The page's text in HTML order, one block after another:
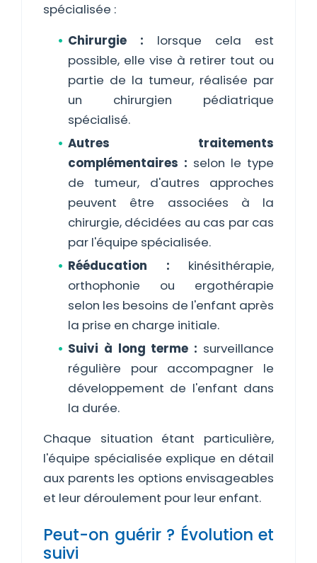
spécialisée :
Chirurgie : lorsque cela est
possible, elle vise à retirer tout ou
partie de la tumeur, réalisée par
un chirurgien pédiatrique
spécialisé.
Autres traitements
complémentaires : selon le type
de tumeur, d'autres approches
peuvent être associées à la
chirurgie, décidées au cas par cas
par l'équipe spécialisée.
Rééducation : kinésithérapie,
orthophonie ou ergothérapie
selon les besoins de l'enfant après
la prise en charge initiale.
Suivi à long terme : surveillance
régulière pour accompagner le
développement de l'enfant dans
la durée.
Chaque situation étant particulière,
l'équipe spécialisée explique en détail
aux parents les options envisageables
et leur déroulement pour leur enfant.
Peut-on guérir ? Évolution et
suivi